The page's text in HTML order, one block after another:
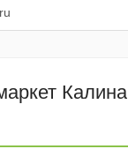
Калина